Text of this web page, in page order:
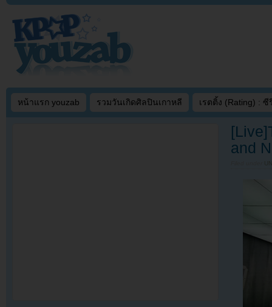
หน้าแรก youzab รวมวันเกิดศิลปินเกาหลี เรตติ้ง (Rating) : ซี
and